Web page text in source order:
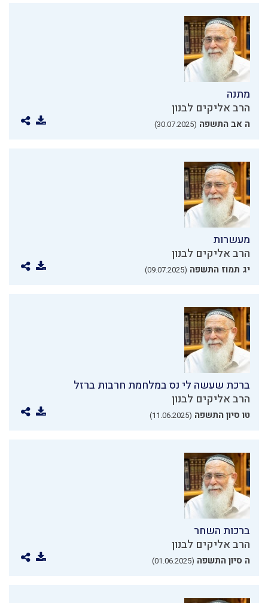
מתנה
הרב אליקים לבנון
ה אב התשפה (30.07.2025)
מעשרות
הרב אליקים לבנון
יג תמוז התשפה (09.07.2025)
ברכת שעשה לי נס במלחמת חרבות ברזל
הרב אליקים לבנון
טו סיון התשפה (11.06.2025)
ברכות השחר
הרב אליקים לבנון
ה סיון התשפה (01.06.2025)